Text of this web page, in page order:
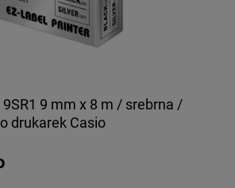
9SR1 9 mm x 8 m / srebrna /
drukarek Casio